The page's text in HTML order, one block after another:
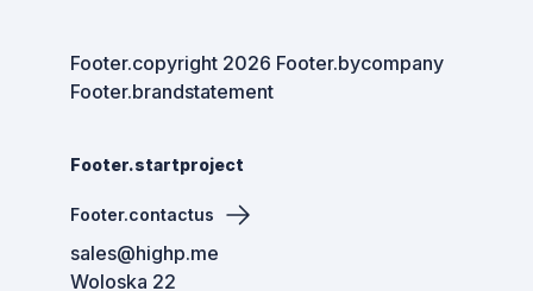
Footer.copyright 2026 Footer.bycompany
Footer.brandstatement
Footer.startproject
Footer.contactus
sales@highp.me
Woloska 22